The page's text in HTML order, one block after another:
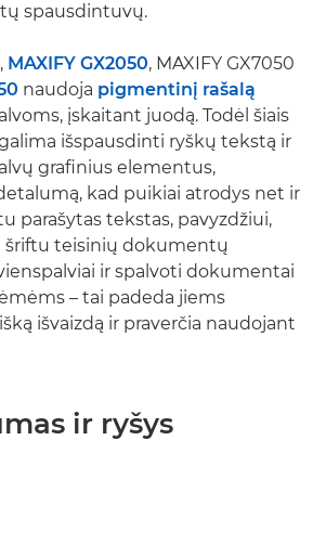
spausdintuvų.
, MAXIFY GX2050, MAXIFY GX7050
naudoja pigmentinį rašalą
įskaitant juodą. Todėl šiais
išspausdinti ryškų tekstą ir
grafinius elementus,
kad puikiai atrodys net ir
parašytas tekstas, pavyzdžiui,
šriftu teisinių dokumentų
ir spalvoti dokumentai
– tai padeda jiems
išvaizdą ir praverčia naudojant
ir ryšys